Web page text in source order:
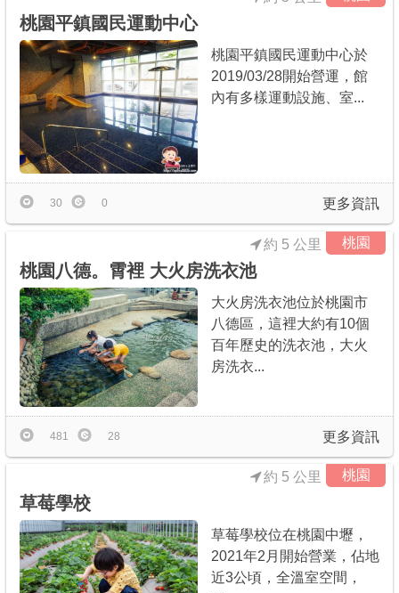
桃園平鎮國民運動中心
桃園平鎮國民運動中心於
2019/03/28開始營運，館
內有多樣運動設施、室...
更多資訊
30 0
桃園
桃園八德。霄裡 大火房洗衣池
約 5 公里
大火房洗衣池位於桃園市
八德區，這裡大約有10個
百年歷史的洗衣池，大火
房洗衣...
更多資訊
481 28
桃園
草莓學校
約 5 公里
草莓學校位在桃園中壢，
2021年2月開始營業，佔地
近3公頃，全溫室空間，